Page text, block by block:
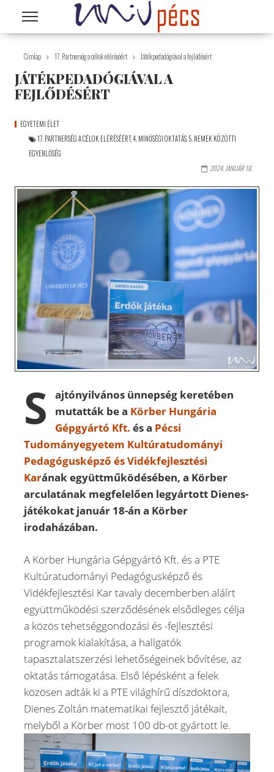
Ugrás a tartalomra
Címlap 17. Partnerség a célok eléréséért Játékpedadógiával a fejlődésért
JÁTÉKPEDADÓGIÁVAL A
FEJLŐDÉSÉRT
EGYETEMI ÉLET
17. PARTNERSÉG A CÉLOK ELÉRÉSÉÉRT,4. MINŐSÉGI OKTATÁS,5. NEMEK KÖZÖTTI
EGYENLŐSÉG
2024. JANUÁR 18.
S
ajtónyilvános ünnepség keretében
mutatták be a Körber Hungária
Gépgyártó Kft. és a Pécsi
Tudományegyetem Kultúratudományi
Pedagógusképző és Vidékfejlesztési
Karának együttműködésében, a Körber
arculatának megfelelően legyártott Dienes-
játékokat január 18-án a Körber
irodaházában.
A Körber Hungária Gépgyártó Kft. és a PTE
Kultúratudományi Pedagógusképző és
Vidékfejlesztési Kar tavaly decemberben aláírt
együttműködési szerződésének elsődleges célja
a közös tehetséggondozási és -fejlesztési
programok kialakítása, a hallgatók
tapasztalatszerzési lehetőségeinek bővítése, az
oktatás támogatása. Első lépésként a felek
közösen adták ki a PTE világhírű díszdoktora,
Dienes Zoltán matematikai fejlesztő játékait,
melyből a Körber most 100 db-ot gyártott le.